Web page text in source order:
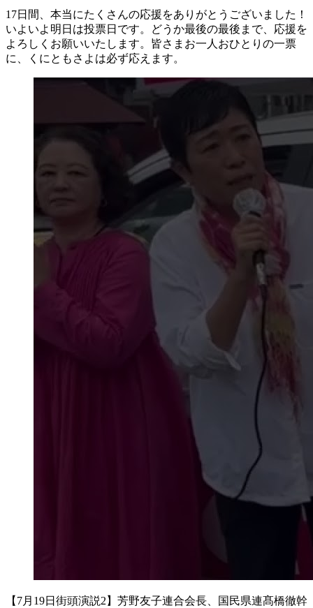
17日間、本当にたくさんの応援をありがとうございました！
いよいよ明日は投票日です。どうか最後の最後まで、応援を
よろしくお願いいたします。皆さまお一人おひとりの一票
に、くにともさよは必ず応えます。
【7月19日街頭演説2】芳野友子連合会長、国民県連髙橋徹幹